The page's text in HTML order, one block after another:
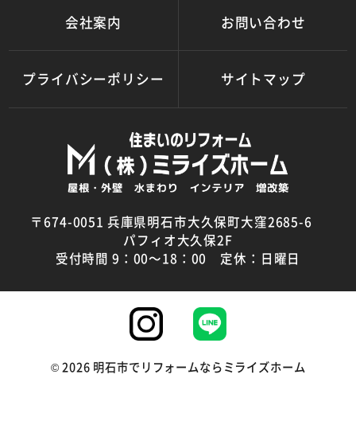
会社案内 お問い合わせ
プライバシーポリシー サイトマップ
〒674-0051 兵庫県明石市大久保町大窪2685-6
パフィオ大久保2F
受付時間 9：00～18：00 定休：日曜日
©2026 明石市でリフォームならミライズホーム